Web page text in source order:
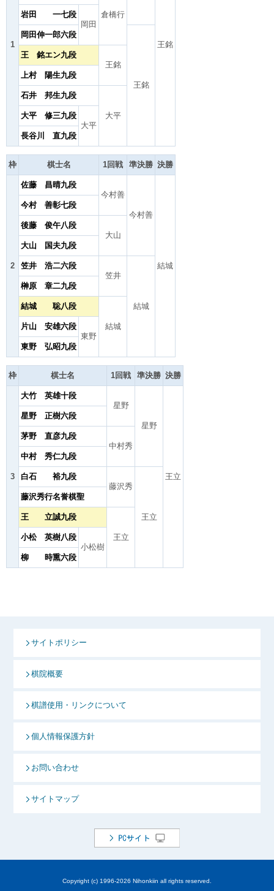
1 王銘
倉橋行
岩田 一七段
岡田
岡田伸一郎六段
王銘
王 銘エン九段
王銘
上村 陽生九段
石井 邦生九段
大平
大平 修三九段
大平
長谷川 直九段
枠 棋士名 1回戦 準決勝 決勝
2
佐藤 昌晴九段
今村善
今村善
結城
今村 善彰七段
後藤 俊午八段
大山
大山 国夫九段
笠井 浩二六段
笠井
結城
榊原 章二九段
結城 聡八段
結城
片山 安雄六段
東野
東野 弘昭九段
枠 棋士名 1回戦 準決勝 決勝
3
大竹 英雄十段
星野
星野
王立
星野 正樹六段
茅野 直彦九段
中村秀
中村 秀仁九段
白石 裕九段
藤沢秀
王立
藤沢秀行名誉棋聖
王 立誠九段
王立
小松 英樹八段
小松樹
柳 時熏六段
サイトポリシー
棋院概要
棋譜使用・リンクについて
個人情報保護方針
お問い合わせ
サイトマップ
Copyright (c) 1996-2026 Nihonkiin all rights reserved.